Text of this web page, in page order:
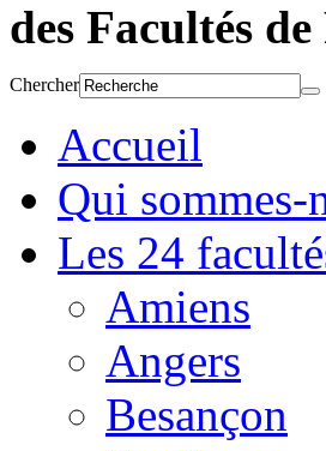
des Facultés
Chercher
Accueil
Qui sommes-
Les 24
Amiens
Angers
Besançon